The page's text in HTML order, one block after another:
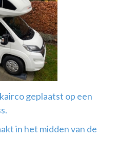
geplaatst op een
in het midden van de